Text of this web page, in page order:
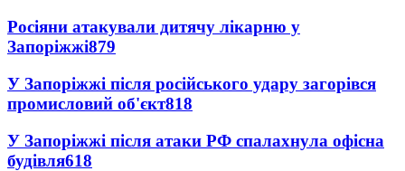
Росіяни атакували дитячу лікарню у
Запоріжжі879
У Запоріжжі після російського удару загорівся
промисловий об'єкт818
У Запоріжжі після атаки РФ спалахнула офісна
будівля618